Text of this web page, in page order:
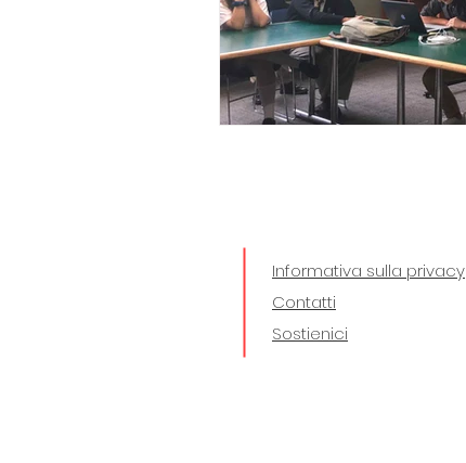
Informativa sulla privacy
Contatti
Sostienici